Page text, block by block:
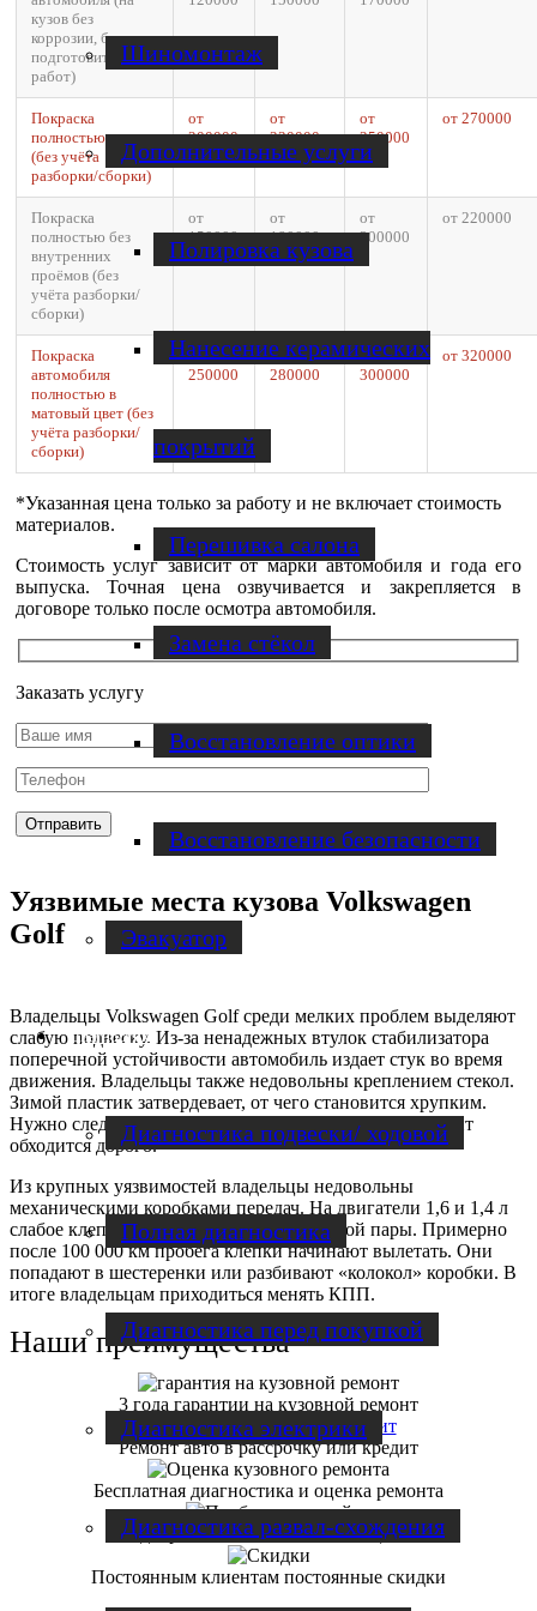
Шиномонтаж
Дополнительные услуги
Полировка кузова
Нанесение керамических
покрытий
Перешивка салона
Замена стёкол
Восстановление оптики
Восстановление безопасности
Эвакуатор
Диагностика
Диагностика подвески/ ходовой
Полная диагностика
Диагностика перед покупкой
Диагностика электрики
Диагностика развал-схождения
кузов без
коррозии, без доп.
подготовительных
работ)
Покраска
полностью
(без учёта
разборки/сборки)
от
200000
от
230000
от
250000
от 270000
Покраска
полностью без
внутренних
проёмов (без
учёта разборки/
сборки)
от
150000
от
180000
от
200000
от 220000
Покраска
автомобиля
полностью в
матовый цвет (без
учёта разборки/
сборки)
от
250000
от
280000
от
300000
от 320000
*Указанная цена только за работу и не включает стоимость
материалов.
Стоимость услуг зависит от марки автомобиля и года его
выпуска. Точная цена озвучивается и закрепляется в
договоре только после осмотра автомобиля.
Заказать услугу
Уязвимые места кузова Volkswagen
Golf
Владельцы Volkswagen Golf среди мелких проблем выделяют
слабую подвеску. Из-за ненадежных втулок стабилизатора
поперечной устойчивости автомобиль издает стук во время
движения. Владельцы также недовольны креплением стекол.
Зимой пластик затвердевает, от чего становится хрупким.
Нужно следить за его сохранностью, потому что ремонт
обходится дорого.
Из крупных уязвимостей владельцы недовольны
механическими коробками передач. На двигатели 1,6 и 1,4 л
слабое клепочное соединение планетарной пары. Примерно
после 100 000 км пробега клепки начинают вылетать. Они
попадают в шестеренки или разбивают «колокол» коробки. В
итоге владельцам приходиться менять КПП.
Наши преимущества
3 года гарантии на кузовной ремонт
Ремонт авто в рассрочку или кредит
Бесплатная диагностика и оценка ремонта
Подбор запчастей по оптовым ценам
Постоянным клиентам постоянные скидки